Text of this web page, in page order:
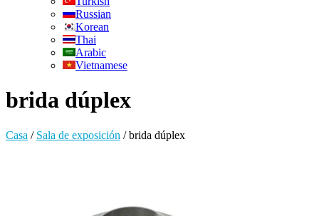
Russian
Korean
Thai
Arabic
Vietnamese
brida dúplex
Casa / Sala de exposición /brida dúplex